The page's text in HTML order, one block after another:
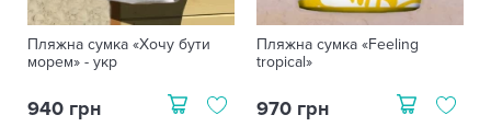
Пляжна сумка «Хочу бути
морем» - укр
940 грн
Пляжна сумка «Feeling
tropical»
970 грн